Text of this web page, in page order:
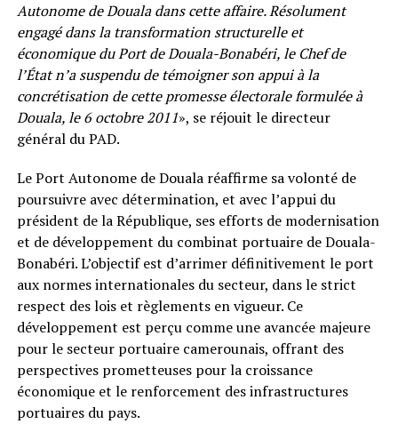
Autonome de Douala dans cette affaire. Résolument
engagé dans la transformation structurelle et
économique du Port de Douala-Bonabéri, le Chef de
l’État n’a suspendu de témoigner son appui à la
concrétisation de cette promesse électorale formulée à
Douala, le 6 octobre 2011», se réjouit le directeur
général du PAD.
Le Port Autonome de Douala réaffirme sa volonté de
poursuivre avec détermination, et avec l’appui du
président de la République, ses efforts de modernisation
et de développement du combinat portuaire de Douala-
Bonabéri. L’objectif est d’arrimer définitivement le port
aux normes internationales du secteur, dans le strict
respect des lois et règlements en vigueur. Ce
développement est perçu comme une avancée majeure
pour le secteur portuaire camerounais, offrant des
perspectives prometteuses pour la croissance
économique et le renforcement des infrastructures
portuaires du pays.